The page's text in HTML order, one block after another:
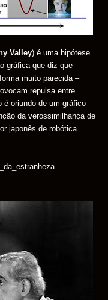
Valley) é uma hipótese
gráfica que diz que
muito parecida –
repulsa entre
é oriundo de um gráfico
da verossimilhança de
japonês de robótica